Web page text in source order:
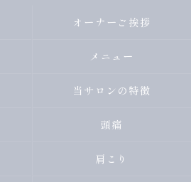
オーナーご挨拶
メニュー
当サロンの特徴
頭痛
肩こり